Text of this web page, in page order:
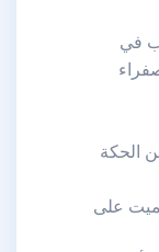
في
الحكة
على